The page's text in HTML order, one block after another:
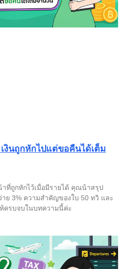
งินถูกหักไปแต่ขอคืนได้เต็ม
ที่ถูกหักไว้เมื่อมีรายได้ คุณน้าสรุป
ย 3% ความสำคัญของใบ 50 ทวิ และ
รบจบในบทความนี้ค่ะ